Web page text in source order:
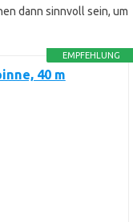
dann sinnvoll sein, um
EMPFEHLUNG
40 m